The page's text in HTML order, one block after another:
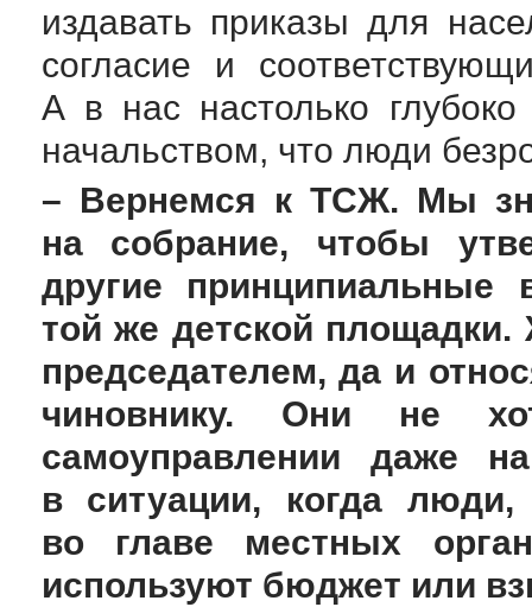
издавать приказы для
согласие и
А в нас настолько
начальством, что люди
– Вернемся к ТСЖ. Мы
на собрание, чтобы
другие
той же детской площадки.
председателем, да и
чиновнику. Они не
самоуправлении даже
в ситуации, когда
во главе местных
используют бюджет или